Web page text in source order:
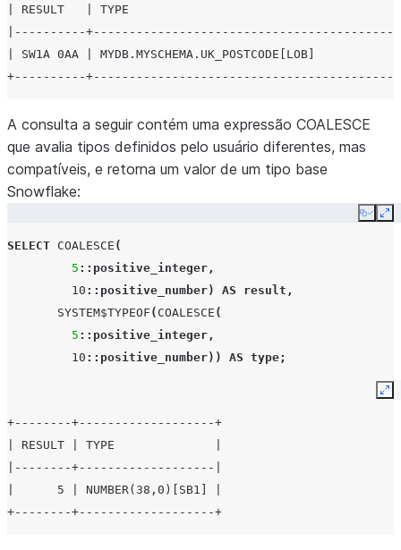
| RESULT   | TYPE
|----------
| SW1A 0AA | MYDB.MYSCHEMA.UK_POSTCODE[LOB]
+----------
A consulta a seguir contém uma expressão COALESCE
que avalia tipos definidos pelo usuário diferentes, mas
compatíveis, e retorna um valor de um tipo base
Snowflake:
Copy
SELECT COALESCE (
5 ::positive_integer ,
10 ::positive_number) AS result ,
SYSTEM$TYPEOF ( COALESCE (
5 ::positive_integer ,
10 ::positive_number)) AS type;
+--------+-------------------+
| RESULT | TYPE              |
|--------+-------------------|
|      5 | NUMBER(38,0)[SB1] |
+--------+-------------------+